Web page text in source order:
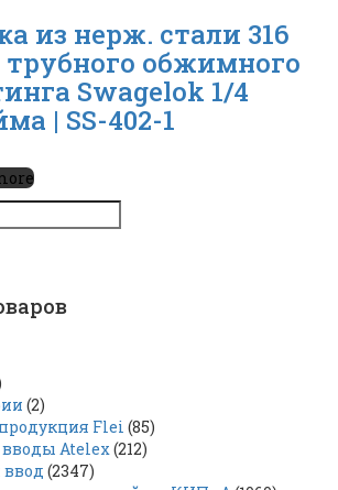
из нерж. стали 316
трубного обжимного
Swagelok 1/4
| SS-402-1
(2)
Flei (85)
Atelex (212)
(2347)